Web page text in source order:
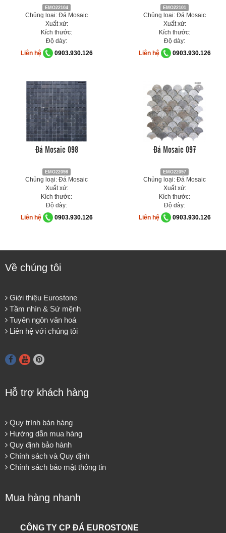
EMO22104
Chủng loại: Đá Mosaic
Xuất xứ:
Kích thước:
Độ dày:
Liên hệ
0903.930.126
EMO22101
Chủng loại: Đá Mosaic
Xuất xứ:
Kích thước:
Độ dày:
Liên hệ
0903.930.126
Đá Mosaic 098
EMO22098
Chủng loại: Đá Mosaic
Xuất xứ:
Kích thước:
Độ dày:
Liên hệ
0903.930.126
Đá Mosaic 097
EMO22097
Chủng loại: Đá Mosaic
Xuất xứ:
Kích thước:
Độ dày:
Liên hệ
0903.930.126
Về chúng tôi
Giới thiệu Eurostone
Tầm nhìn & Sứ mệnh
Tuyên ngôn văn hoá
Liên hệ với chúng tôi
Hỗ trợ khách hàng
Quy trình bán hàng
Hướng dẫn mua hàng
Quy định bảo hành
Chính sách và Quy định
Chính sách bảo mật thông tin
Mua hàng nhanh
CÔNG TY CP ĐÁ EUROSTONE